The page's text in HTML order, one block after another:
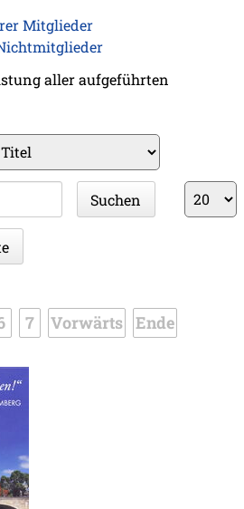
Mitglieder
aller aufgeführten
Felder
Suchen
pro
7 Vorwärts Ende